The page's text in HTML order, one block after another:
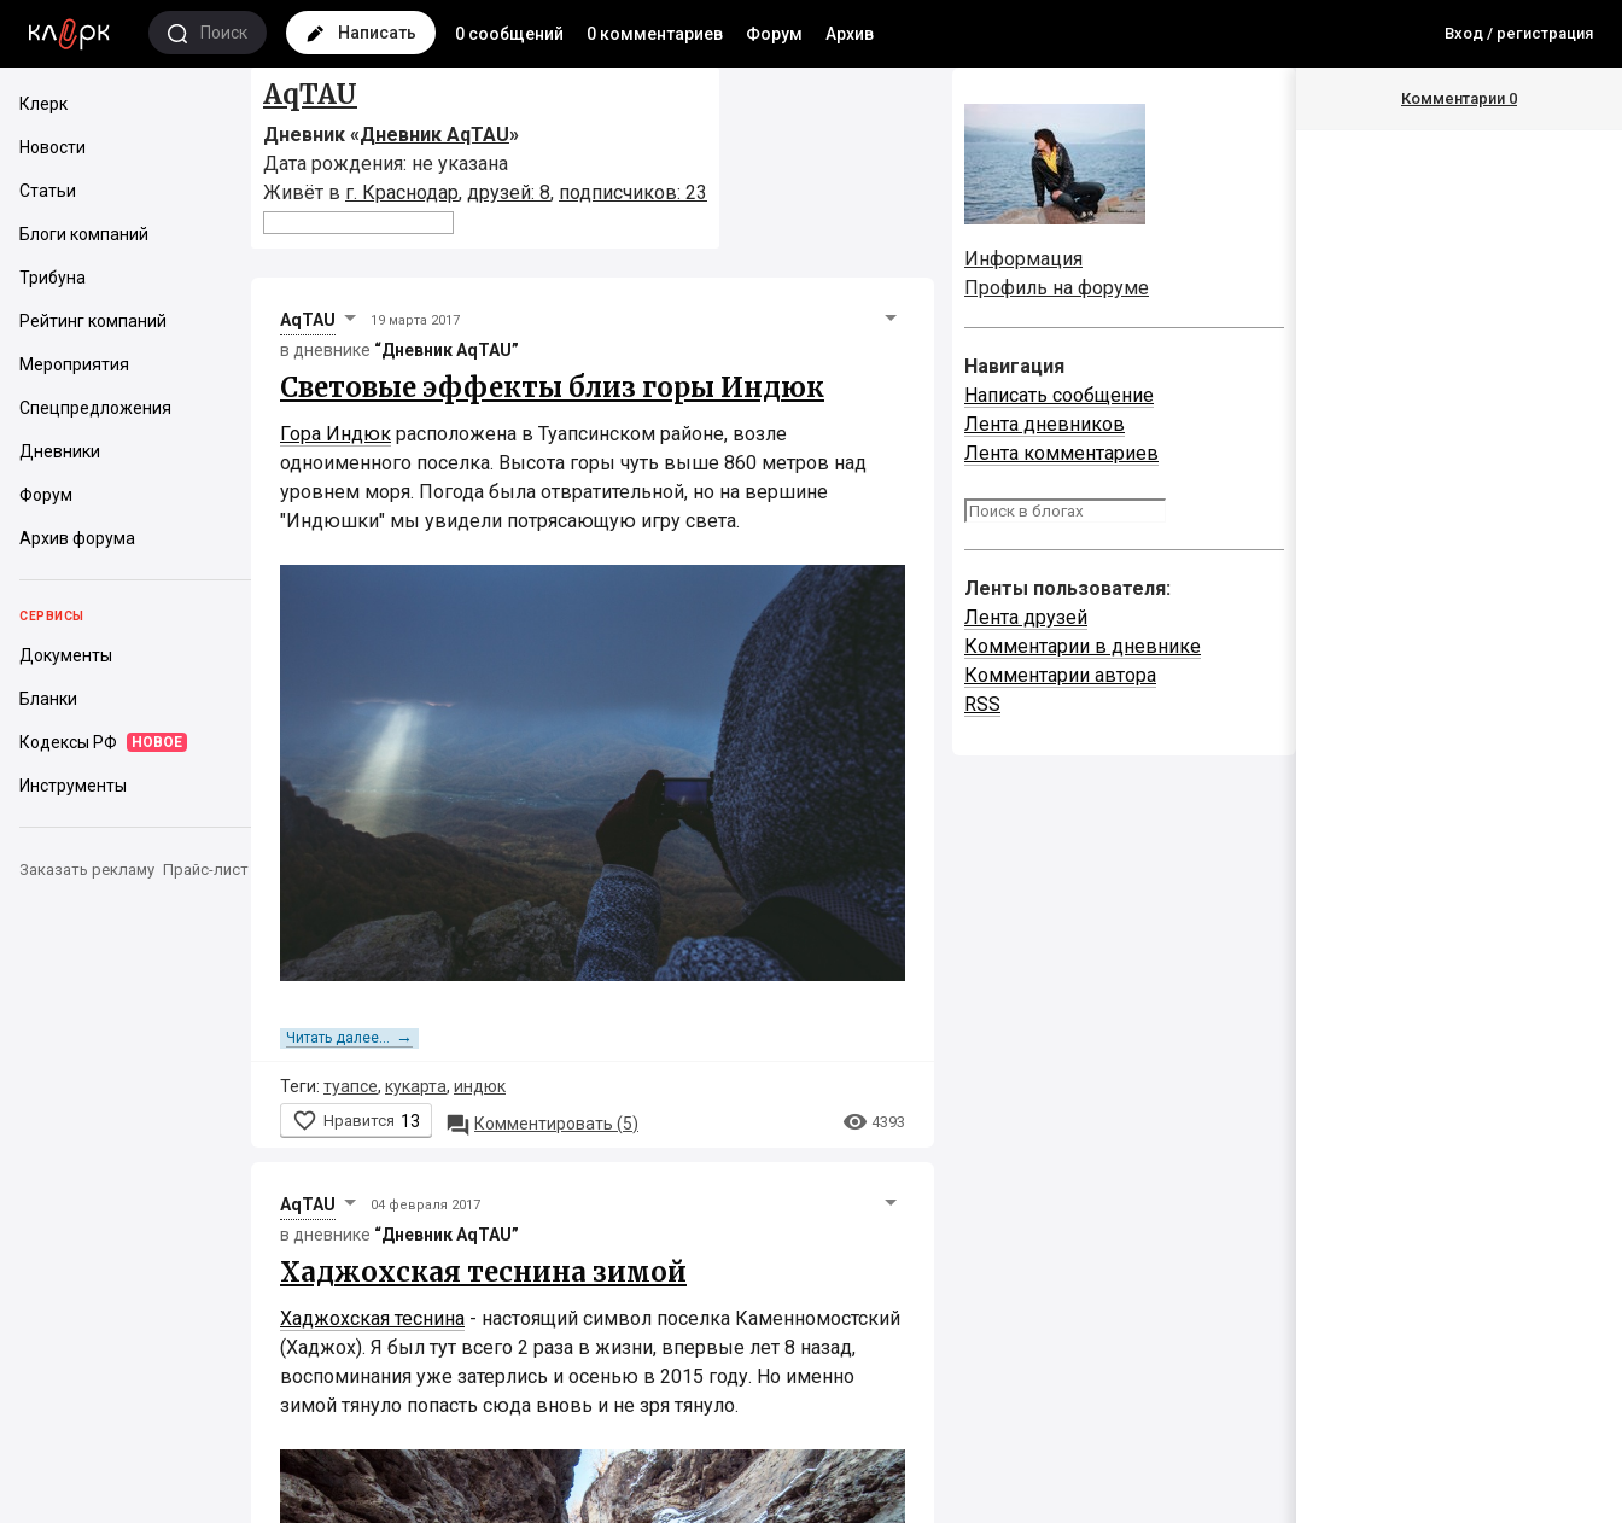
Поиск Написать 0 сообщений 0 комментариев Форум Архив Вход / регистрация
Клерк
Новости
Статьи
Блоги компаний
Трибуна
Рейтинг компаний
Мероприятия
Спецпредложения
Дневники
Форум
Архив форума
СЕРВИСЫ
Документы
Бланки
Кодексы РФ НОВОЕ
Инструменты
Заказать рекламу Прайс-лист
AqTAU
Дневник «Дневник AqTAU»
Дата рождения: не указана
Живёт в г. Краснодар, друзей: 8, подписчиков: 23
AqTAU 19 марта 2017
в дневнике “Дневник AqTAU”
Световые эффекты близ горы Индюк
Гора Индюк расположена в Туапсинском районе, возле
одноименного поселка. Высота горы чуть выше 860 метров над
уровнем моря. Погода была отвратительной, но на вершине
"Индюшки" мы увидели потрясающую игру света.
Читать далее... →
Теги: туапсе, кукарта, индюк
 Нравится 13  Комментировать (5)  4393
AqTAU 04 февраля 2017
в дневнике “Дневник AqTAU”
Хаджохская теснина зимой
Хаджохская теснина - настоящий символ поселка Каменномостский
(Хаджох). Я был тут всего 2 раза в жизни, впервые лет 8 назад,
воспоминания уже затерлись и осенью в 2015 году. Но именно
зимой тянуло попасть сюда вновь и не зря тянуло.
Информация
Профиль на форуме
Навигация
Написать сообщение
Лента дневников
Лента комментариев
Ленты пользователя:
Лента друзей
Комментарии в дневнике
Комментарии автора
RSS
Комментарии 0